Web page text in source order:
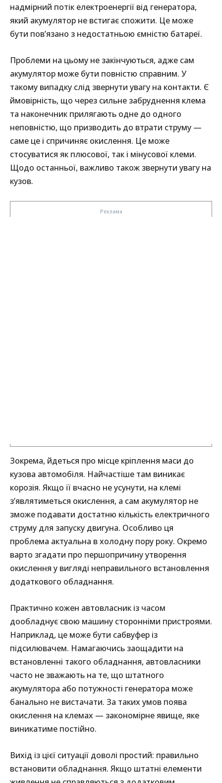
надмірний потік електроенергії від генератора,
який акумулятор не встигає спожити. Це може
бути пов’язано з недостатньою ємністю батареї.
Проблеми на цьому не закінчуються, адже сам
акумулятор може бути повністю справним. У
такому випадку слід звернути увагу на контакти. Є
ймовірність, що через сильне забруднення клема
та наконечник прилягають одне до одного
неповністю, що призводить до втрати струму —
саме це і спричиняє окислення. Це може
стосуватися як плюсової, так і мінусової клеми.
Щодо останньої, важливо також звернути увагу на
кузов.
Зокрема, йдеться про місце кріплення маси до
кузова автомобіля. Найчастіше там виникає
корозія. Якщо її вчасно не усунути, на клемі
з’являтиметься окислення, а сам акумулятор не
зможе подавати достатню кількість електричного
струму для запуску двигуна. Особливо ця
проблема актуальна в холодну пору року. Окремо
варто згадати про першопричину утворення
окислення у вигляді неправильного встановлення
додаткового обладнання.
Практично кожен автовласник із часом
дообладнує свою машину сторонніми пристроями.
Наприклад, це може бути сабвуфер із
підсилювачем. Намагаючись заощадити на
встановленні такого обладнання, автовласники
часто не зважають на те, що штатного
акумулятора або потужності генератора може
банально не вистачати. За таких умов поява
окислення на клемах — закономірне явище, яке
виникатиме постійно.
Вихід із цієї ситуації доволі простий: правильно
встановити обладнання. Якщо штатні елементи